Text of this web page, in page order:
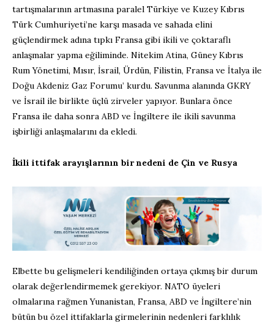
tartışmalarının artmasına paralel Türkiye ve Kuzey Kıbrıs
Türk Cumhuriyeti’ne karşı masada ve sahada elini
güçlendirmek adına tıpkı Fransa gibi ikili ve çoktaraflı
anlaşmalar yapma eğiliminde. Nitekim Atina, Güney Kıbrıs
Rum Yönetimi, Mısır, İsrail, Ürdün, Filistin, Fransa ve İtalya ile
Doğu Akdeniz Gaz Forumu’ kurdu. Savunma alanında GKRY
ve İsrail ile birlikte üçlü zirveler yapıyor. Bunlara önce
Fransa ile daha sonra ABD ve İngiltere ile ikili savunma
işbirliği anlaşmalarını da ekledi.
İkili ittifak arayışlarının bir nedeni de Çin ve Rusya
Elbette bu gelişmeleri kendiliğinden ortaya çıkmış bir durum
olarak değerlendirmemek gerekiyor. NATO üyeleri
olmalarına rağmen Yunanistan, Fransa, ABD ve İngiltere’nin
bütün bu özel ittifaklarla girmelerinin nedenleri farklılık